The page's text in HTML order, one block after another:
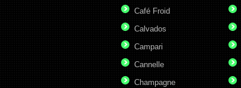
Café Froid
Calvados
Campari
Cannelle
Champagne